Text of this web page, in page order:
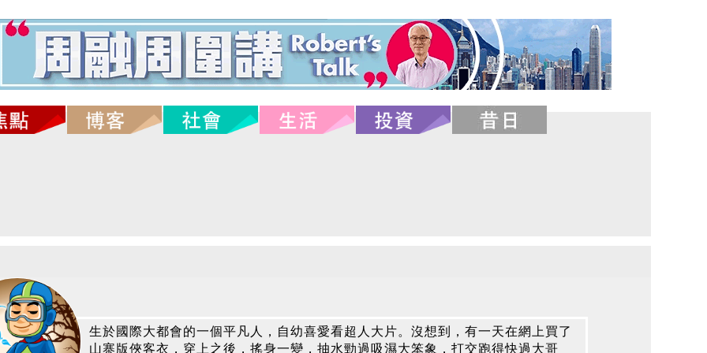
生於國際大都會的一個平凡人，自幼喜愛看超人大片。沒想到，有一天在網上買了
山寨版俠客衣，穿上之後，搖身一變，抽水勁過吸濕大笨象，打交跑得快過大哥